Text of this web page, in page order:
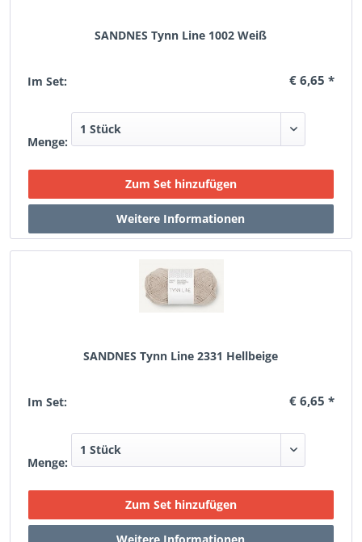
SANDNES Tynn Line 1002 Weiß
Im Set: € 6,65 *
Menge:
SANDNES Tynn Line 2331 Hellbeige
Im Set: € 6,65 *
Menge: